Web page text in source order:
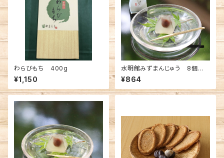
わらびもち 400g
¥1,150
水明館みずまんじゅう 8個
入 1箱
¥864